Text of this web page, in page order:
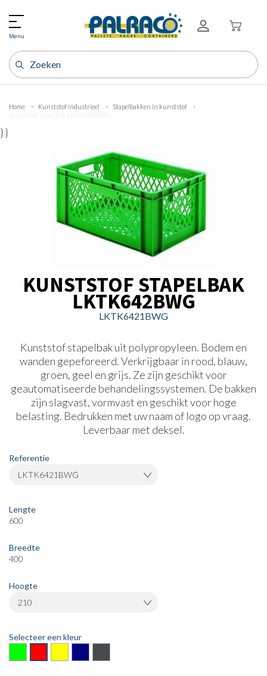
Menu
Home Kunststof industrieel
Stapelbakken in kunststof
Kunststof stapelbak LKTK642BWG
} }
KUNSTSTOF STAPELBAK
LKTK642BWG
LKTK6421BWG
Kunststof stapelbak uit polypropyleen. Bodem en
wanden gepeforeerd. Verkrijgbaar in rood, blauw,
groen, geel en grijs. Ze zijn geschikt voor
geautomatiseerde behandelingssystemen. De bakken
zijn slagvast, vormvast en geschikt voor hoge
belasting. Bedrukken met uw naam of logo op vraag.
Leverbaar met deksel.
Referentie
LKTK6421BWG
Lengte
600
Breedte
400
Hoogte
210
Selecteer een kleur